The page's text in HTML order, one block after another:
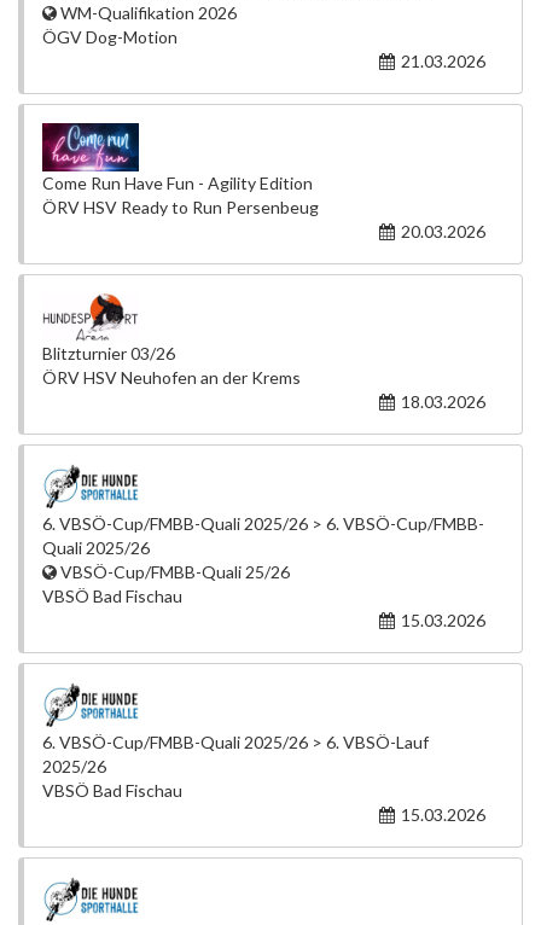
WM-Qualifikation 2026
ÖGV Dog-Motion
21.03.2026
Come Run Have Fun - Agility Edition
ÖRV HSV Ready to Run Persenbeug
20.03.2026
Blitzturnier 03/26
ÖRV HSV Neuhofen an der Krems
18.03.2026
6. VBSÖ-Cup/FMBB-Quali 2025/26 > 6. VBSÖ-Cup/FMBB-
Quali 2025/26
VBSÖ-Cup/FMBB-Quali 25/26
VBSÖ Bad Fischau
15.03.2026
6. VBSÖ-Cup/FMBB-Quali 2025/26 > 6. VBSÖ-Lauf
2025/26
VBSÖ Bad Fischau
15.03.2026